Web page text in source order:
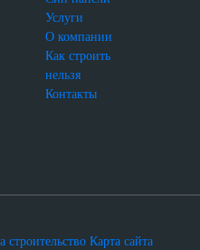
Услуги
О компании
Как строить
нельзя
Контакты
строительство Карта сайта